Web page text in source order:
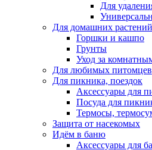
Для
Для домашних растений
Горшки и кашпо
Грунты
Уход за
Для любимых питомцев
Для пикника, поездок
Аксессуары для
Посуда для
Термосы,
Защита от насекомых
Идём в баню
Аксессуары для